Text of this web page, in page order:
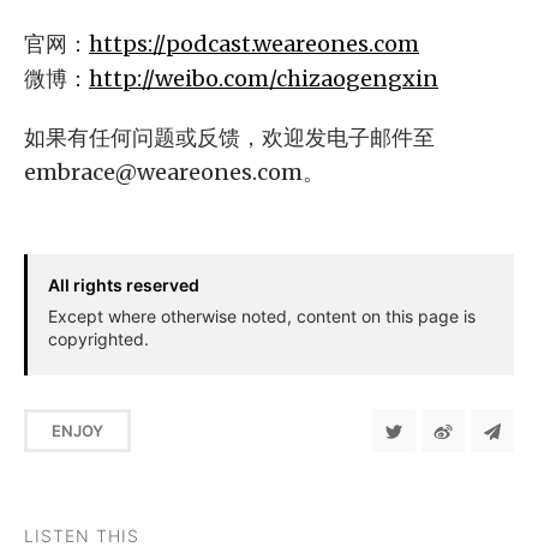
官网： https://podcast.weareones.com
微博： http://weibo.com/chizaogengxin
如果有任何问题或反馈，欢迎发电子邮件至
embrace@weareones.com。
All rights reserved
Except where otherwise noted, content on this page is
copyrighted.
ENJOY
LISTEN THIS